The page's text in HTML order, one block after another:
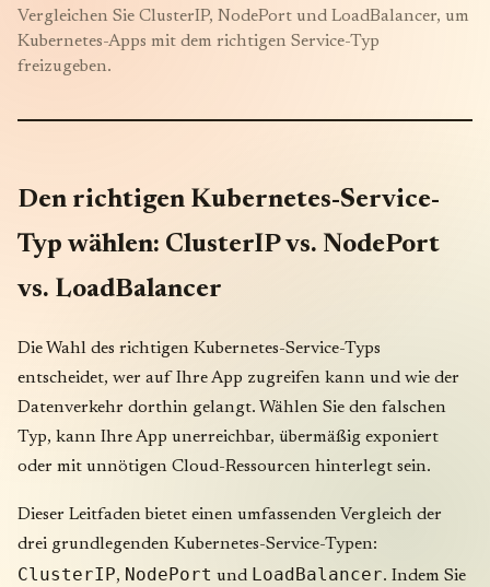
Vergleichen Sie ClusterIP, NodePort und LoadBalancer, um
Kubernetes-Apps mit dem richtigen Service-Typ
freizugeben.
Den richtigen Kubernetes-Service-
Typ wählen: ClusterIP vs. NodePort
vs. LoadBalancer
Die Wahl des richtigen Kubernetes-Service-Typs
entscheidet, wer auf Ihre App zugreifen kann und wie der
Datenverkehr dorthin gelangt. Wählen Sie den falschen
Typ, kann Ihre App unerreichbar, übermäßig exponiert
oder mit unnötigen Cloud-Ressourcen hinterlegt sein.
Dieser Leitfaden bietet einen umfassenden Vergleich der
drei grundlegenden Kubernetes-Service-Typen:
ClusterIP, NodePort und LoadBalancer. Indem Sie